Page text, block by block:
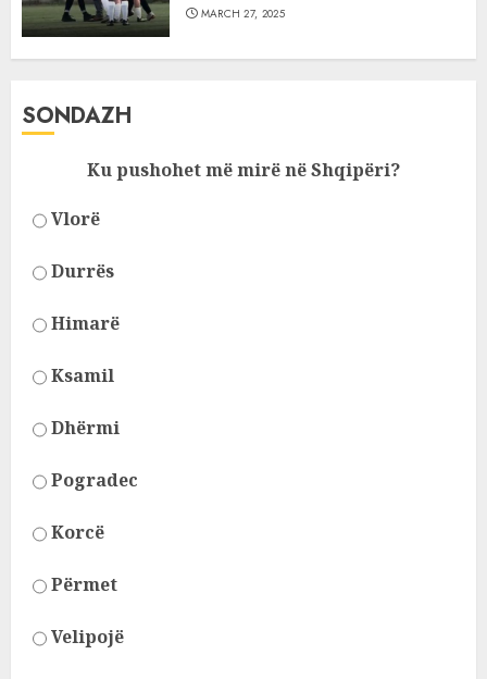
MARCH 27, 2025
SONDAZH
Ku pushohet më mirë në Shqipëri?
Vlorë
Durrës
Himarë
Ksamil
Dhërmi
Pogradec
Korcë
Përmet
Velipojë